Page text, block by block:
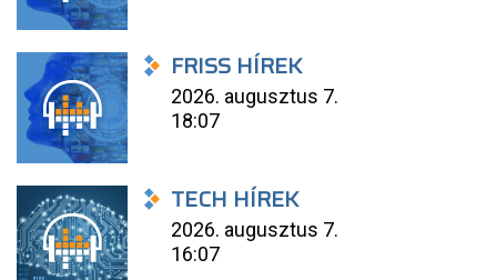
FRISS HÍREK
2026. augusztus 7.
18:07
TECH HÍREK
2026. augusztus 7.
16:07